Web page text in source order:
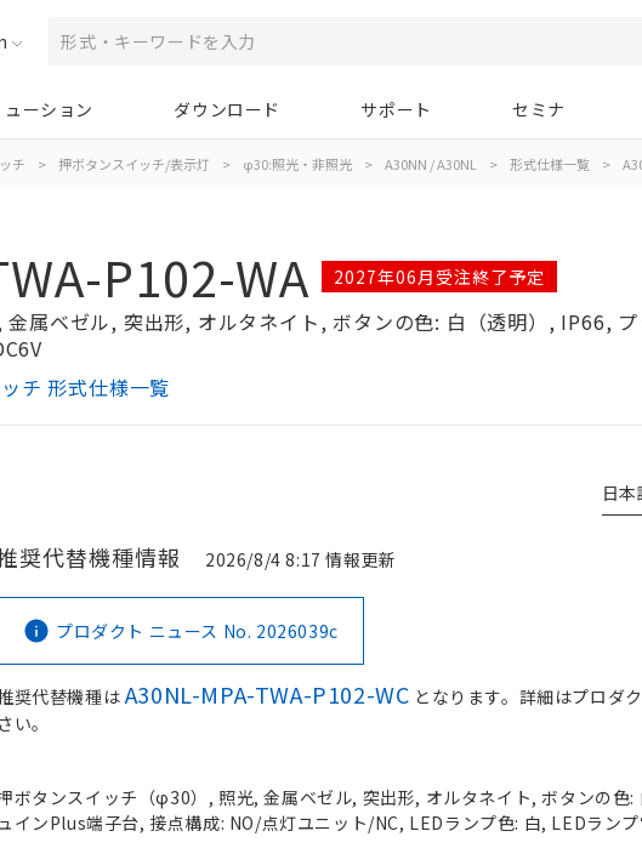
ューション ダウンロード サポート セミナ
チ > 押ボタンスイッチ/表示灯 > φ30:照光・非照光 > A30NN / A30NL > 形式仕様一覧 >
P102-WA 2027年06月受注終了予定
属ベゼル, 突出形, オルタネイト, ボタンの色: 白（透明）, IP66,
チ 形式仕様一覧
日本
奨代替機種情報 2026/8/4 8:17 情報更新
プロダクト ニュース No. 2026039c
奨代替機種はA30NL-MPA-TWA-P102-WC となります。詳細はプロダ
さい。
ボタンスイッチ（φ30）, 照光, 金属ベゼル, 突出形, オルタネイト, ボタンの色
ュインPlus端子台, 接点構成: NO/点灯ユニット/NC, LEDランプ色: 白, LEDラン